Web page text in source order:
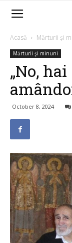
Acasă Mărturii şi
Mărturii şi minuni
„No,
October 8, 2024